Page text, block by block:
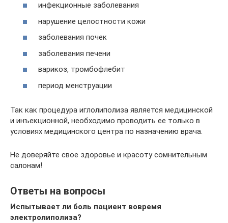
инфекционные заболевания
нарушение целостности кожи
заболевания почек
заболевания печени
варикоз, тромбофлебит
период менструации
Так как процедура иглолиполиза является медицинской
и инъекционной, необходимо проводить ее только в
условиях медицинского центра по назначению врача.
Не доверяйте свое здоровье и красоту сомнительным
салонам!
Ответы на вопросы
Испытывает ли боль пациент вовремя
электролиполиза?